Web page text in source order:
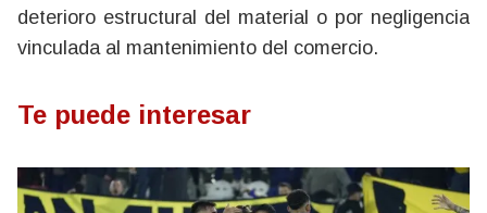
deterioro estructural del material o por negligencia
vinculada al mantenimiento del comercio.
Te puede interesar